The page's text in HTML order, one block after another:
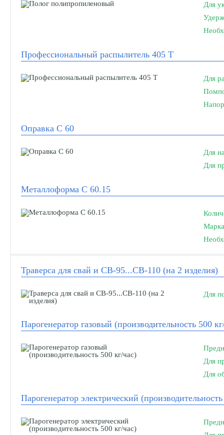
Для
Профессиональный распылитель 405 Т
Для
Оправка С 60
Для
Для
Металлоформа С 60.15
Траверса для свай и СВ-95...СВ-110 (на 2 изделия)
Для
Парогенератор газовый (производительность 500
Для
Для
Парогенератор электрический